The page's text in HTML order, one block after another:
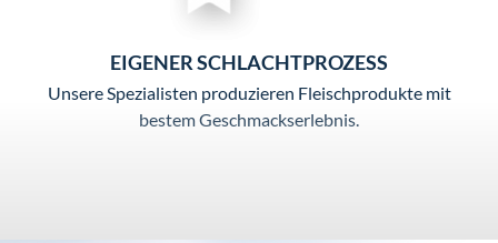
EIGENER SCHLACHTPROZESS
Unsere Spezialisten produzieren Fleischprodukte mit
bestem Geschmackserlebnis.